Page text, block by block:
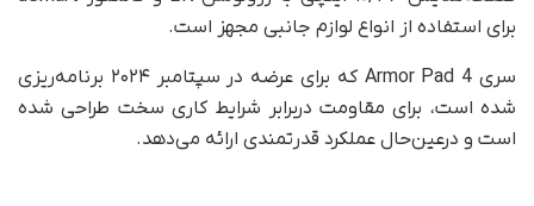
برای استفاده از انواع لوازم جانبی مجهز است.
سری Armor Pad 4 که برای عرضه در سپتامبر ۲۰۲۴ برنامه‌ریزی
شده است، برای مقاومت در‌برابر شرایط کاری سخت طراحی شده
است و در‌عین‌حال عملکرد قدرتمندی ارائه می‌دهد.